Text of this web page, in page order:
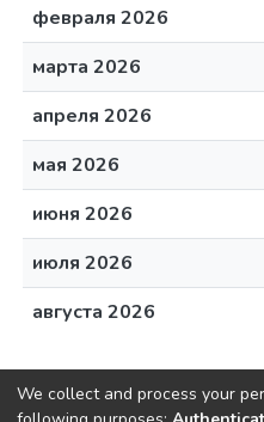
февраля 2026
марта 2026
апреля 2026
мая 2026
июня 2026
июля 2026
августа 2026
We collect and process your